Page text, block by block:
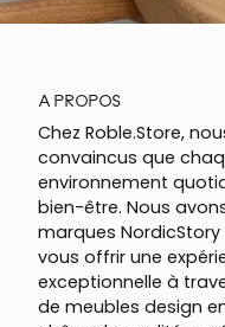
A PROPOS
Chez Roble.Store,
convaincus que
environnement
bien-être. Nous
marques
vous offrir une
exceptionnelle à
de meubles design